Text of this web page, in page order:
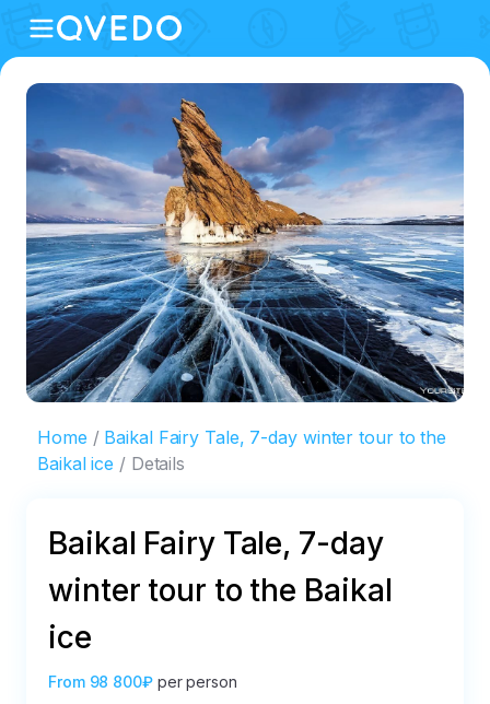
Home
Baikal Fairy Tale, 7-day winter tour to the
Baikal ice
Details
Baikal Fairy Tale, 7-day
winter tour to the Baikal
ice
From 98 800₽ per person